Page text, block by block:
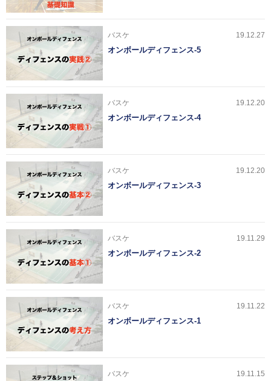
バスケ 19.12.27
オンボールディフェンス-5
バスケ 19.12.20
オンボールディフェンス-4
バスケ 19.12.20
オンボールディフェンス-3
バスケ 19.11.29
オンボールディフェンス-2
バスケ 19.11.22
オンボールディフェンス-1
バスケ 19.11.15